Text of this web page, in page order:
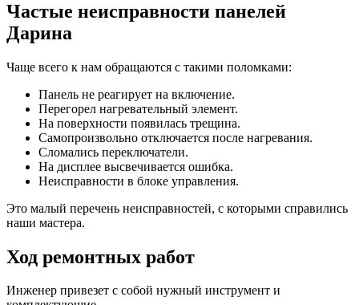
Частые неисправности панелей
Дарина
Чаще всего к нам обращаются с такими поломками:
Панель не реагирует на включение.
Перегорел нагревательный элемент.
На поверхности появилась трещина.
Самопроизвольно отключается после нагревания.
Сломались переключатели.
На дисплее высвечивается ошибка.
Неисправности в блоке управления.
Это малый перечень неисправностей, с которыми справились
наши мастера.
Ход ремонтных работ
Инженер привезет с собой нужный инструмент и